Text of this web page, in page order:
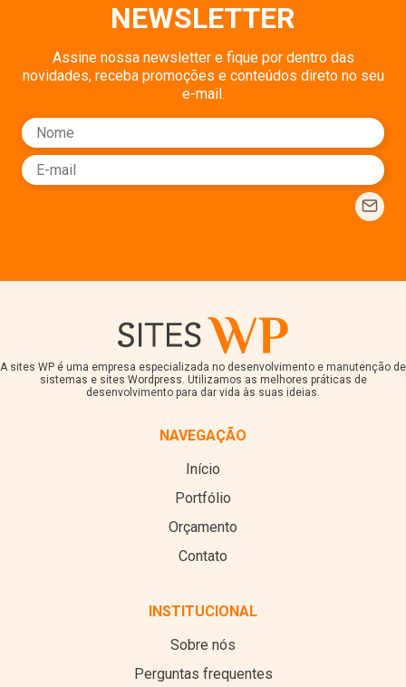
NEWSLETTER
Assine nossa newsletter e fique por dentro das
novidades, receba promoções e conteúdos direto no seu
e-mail.
A sites WP é uma empresa especializada no desenvolvimento e manutenção de
sistemas e sites Wordpress. Utilizamos as melhores práticas de
desenvolvimento para dar vida às suas ideias.
NAVEGAÇÃO
Início
Portfólio
Orçamento
Contato
INSTITUCIONAL
Sobre nós
Perguntas frequentes